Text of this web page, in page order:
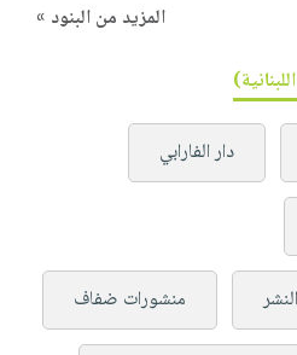
المزيد من البنود »
دار الفارابي
منشورات ضفاف